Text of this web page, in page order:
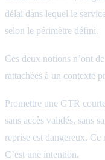
délai dans lequel le
selon le périmètre défini.
Ces deux notions n’ont
rattachées à un contexte
Promettre une GTR
sans accès validés, sans
reprise est dangereux. Ce
C’est une intention.